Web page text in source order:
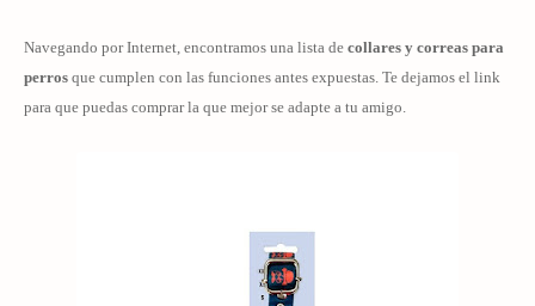
Navegando por Internet, encontramos una lista de collares y correas para
perros que cumplen con las funciones antes expuestas. Te dejamos el link
para que puedas comprar la que mejor se adapte a tu amigo.